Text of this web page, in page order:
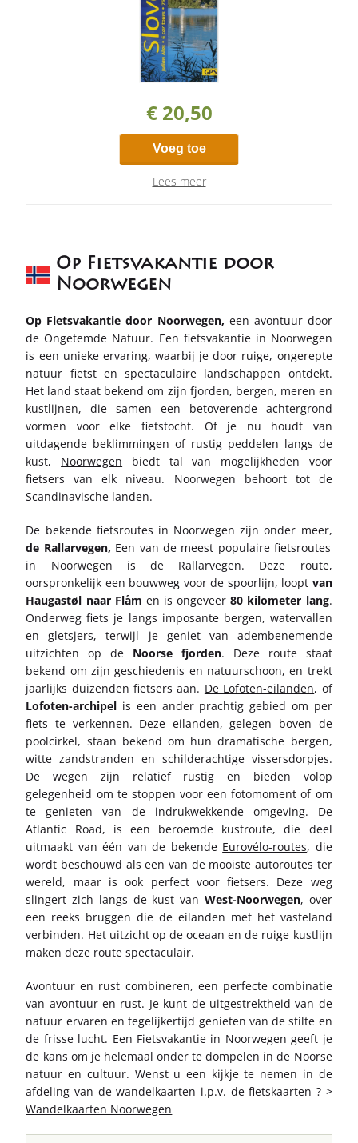
€ 20,50
Voeg toe
Lees meer
Op Fietsvakantie door
Noorwegen
Op Fietsvakantie door Noorwegen, een avontuur door
de Ongetemde Natuur. Een fietsvakantie in Noorwegen
is een unieke ervaring, waarbij je door ruige, ongerepte
natuur fietst en spectaculaire landschappen ontdekt.
Het land staat bekend om zijn fjorden, bergen, meren en
kustlijnen, die samen een betoverende achtergrond
vormen voor elke fietstocht. Of je nu houdt van
uitdagende beklimmingen of rustig peddelen langs de
kust, Noorwegen biedt tal van mogelijkheden voor
fietsers van elk niveau. Noorwegen behoort tot de
Scandinavische landen.
De bekende fietsroutes in Noorwegen zijn onder meer,
de Rallarvegen, Een van de meest populaire fietsroutes
in Noorwegen is de Rallarvegen. Deze route,
oorspronkelijk een bouwweg voor de spoorlijn, loopt van
Haugastøl naar Flåm en is ongeveer80 kilometer lang.
Onderweg fiets je langs imposante bergen, watervallen
en gletsjers, terwijl je geniet van adembenemende
uitzichten op de Noorse fjorden. Deze route staat
bekend om zijn geschiedenis en natuurschoon, en trekt
jaarlijks duizenden fietsers aan. De Lofoten-eilanden, of
Lofoten-archipel is een ander prachtig gebied om per
fiets te verkennen. Deze eilanden, gelegen boven de
poolcirkel, staan bekend om hun dramatische bergen,
witte zandstranden en schilderachtige vissersdorpjes.
De wegen zijn relatief rustig en bieden volop
gelegenheid om te stoppen voor een fotomoment of om
te genieten van de indrukwekkende omgeving. De
Atlantic Road, is een beroemde kustroute, die deel
uitmaakt van één van de bekende Eurovélo-routes, die
wordt beschouwd als een van de mooiste autoroutes ter
wereld, maar is ook perfect voor fietsers. Deze weg
slingert zich langs de kust van West-Noorwegen, over
een reeks bruggen die de eilanden met het vasteland
verbinden. Het uitzicht op de oceaan en de ruige kustlijn
maken deze route spectaculair.
Avontuur en rust combineren, een perfecte combinatie
van avontuur en rust. Je kunt de uitgestrektheid van de
natuur ervaren en tegelijkertijd genieten van de stilte en
de frisse lucht. Een Fietsvakantie in Noorwegen geeft je
de kans om je helemaal onder te dompelen in de Noorse
natuur en cultuur. Wenst u een kijkje te nemen in de
afdeling van de wandelkaarten i.p.v. de fietskaarten ? >
Wandelkaarten Noorwegen